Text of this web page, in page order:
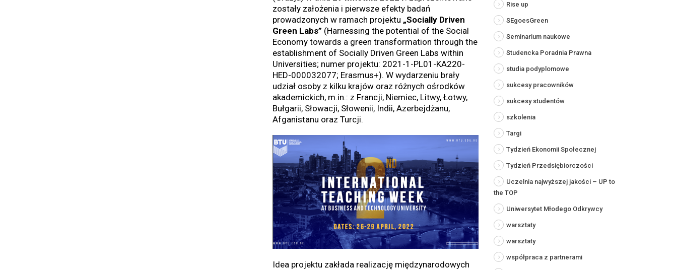
zostały założenia i pierwsze efekty badań
prowadzonych w ramach projektu „Socially Driven
Green Labs” (Harnessing the potential of the Social
Economy towards a green transformation through the
establishment of Socially Driven Green Labs within
Universities; numer projektu: 2021-1-PL01-KA220-
HED-000032077; Erasmus+). W wydarzeniu brały
udział osoby z kilku krajów oraz różnych ośrodków
akademickich, m.in.: z Francji, Niemiec, Litwy, Łotwy,
Bułgarii, Słowacji, Słowenii, Indii, Azerbejdżanu,
Afganistanu oraz Turcji.
Idea projektu zakłada realizację międzynarodowych
Rise up
SEgoesGreen
Seminarium naukowe
Studencka Poradnia Prawna
studia podyplomowe
sukcesy pracowników
sukcesy studentów
szkolenia
Targi
Tydzień Ekonomii Społecznej
Tydzień Przedsiębiorczości
Uczelnia najwyższej jakości – UP to
the TOP
Uniwersytet Młodego Odkrywcy
warsztaty
warsztaty
współpraca z partnerami